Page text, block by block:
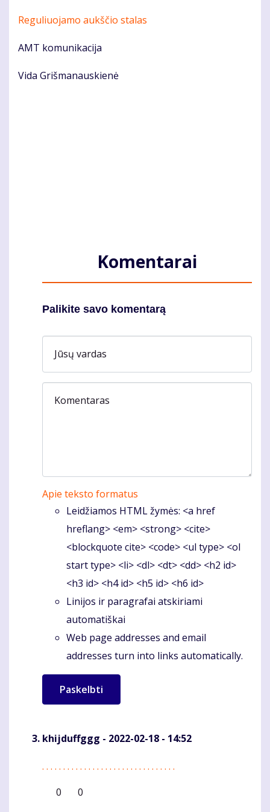
Reguliuojamo aukščio stalas
AMT komunikacija
Vida Grišmanauskienė
Komentarai
Palikite savo komentarą
Jūsų vardas
Komentaras
Apie teksto formatus
Leidžiamos HTML žymės: <a href
hreflang> <em> <strong> <cite>
<blockquote cite> <code> <ul type> <ol
start type> <li> <dl> <dt> <dd> <h2 id>
<h3 id> <h4 id> <h5 id> <h6 id>
Linijos ir paragrafai atskiriami
automatiškai
Web page addresses and email
addresses turn into links automatically.
khijduffggg - 2022-02-18 - 14:52
Komentaras
. . . . . . . . . . . . . . . . . . . . . . . . . . . . . . . .
0
0